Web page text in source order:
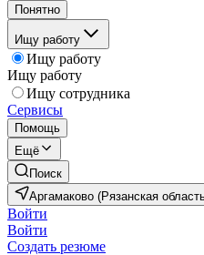
Понятно
Ищу работу
Ищу работу
Ищу работу
Ищу сотрудника
Сервисы
Помощь
Ещё
Поиск
Аргамаково (Рязанская
Войти
Войти
Создать резюме